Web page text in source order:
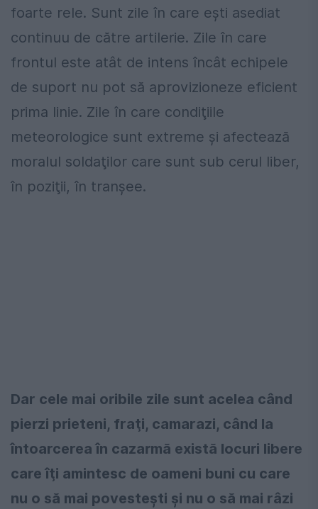
foarte rele. Sunt zile în care eşti asediat
continuu de către artilerie. Zile în care
frontul este atât de intens încât echipele
de suport nu pot să aprovizioneze eficient
prima linie. Zile în care condiţiile
meteorologice sunt extreme şi afectează
moralul soldaţilor care sunt sub cerul liber,
în poziţii, în tranşee.
Dar cele mai oribile zile sunt acelea când
pierzi prieteni, fraţi, camarazi, când la
întoarcerea în cazarmă există locuri libere
care îţi amintesc de oameni buni cu care
nu o să mai povesteşti şi nu o să mai râzi